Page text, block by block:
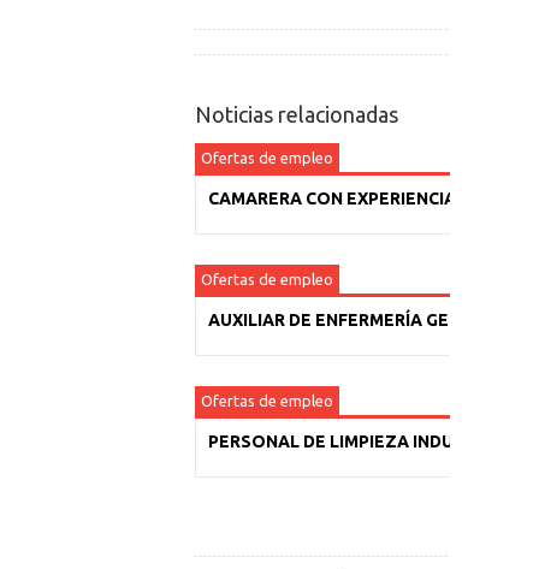
Noticias relacionadas
Ofertas de empleo
CAMARERA CON EXPERIENCIA
Ofertas de empleo
AUXILIAR DE ENFERMERÍA GERIÁTRICA
Ofertas de empleo
PERSONAL DE LIMPIEZA INDUSTRIAL